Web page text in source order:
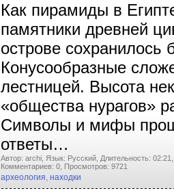
Как пирамиды в
памятники древней
острове сохранилось
Конусообразные
лестницей. Высота
«общества нурагов»
Символы и мифы
ответы…
Автор: archi, Язык: Русский, Длительность: 02:21,
Комментариев: 0, Просмотров: 9721
археология, находки